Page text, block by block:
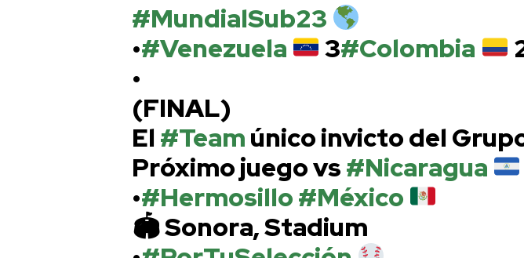
#MundialSub23
•#Venezuela 3#Colombia
•
(FINAL)
El #Teamúnico invicto del
Próximo juego vs#Nicaragua
•#Hermosillo#México
🏟 Sonora, Stadium